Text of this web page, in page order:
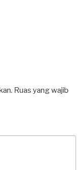
Ruas yang wajib